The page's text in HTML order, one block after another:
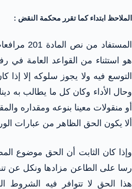
الملاحظ ابتداء كما تقرر محكمة النقض :
المستفاد
هو استثناء من القواعد العامة في
التوسع فيه ولا يجوز سلوكه إلا إذا
وحال الأداء وكان كل ما يطالب به
أو منقولات معينا بنوعه ومقداره
ألا يكون الحق الظاهر من عبارات
وإذا كان الثابت أن الحق موضوع
رسا على الطاعن مزادها ونكل عن
هذا الحق لا تتوافر فيه الشروط